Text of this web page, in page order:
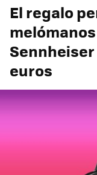
El regalo
euros